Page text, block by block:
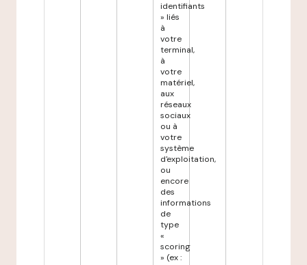
identifiants
» liés
à
votre
terminal,
à
votre
matériel,
aux
réseaux
sociaux
ou à
votre
système
d'exploitation,
ou
encore
des
informations
de
type
«
scoring
» (ex :